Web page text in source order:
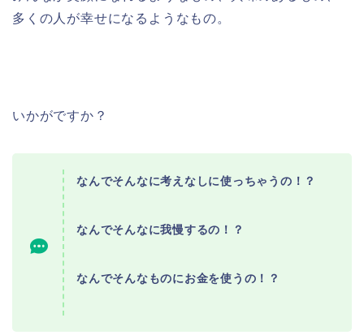
多くの人が幸せになるようなもの。
いかがですか？
なんでそんなに考えなしに使っちゃうの！？
なんでそんなに我慢するの！？
なんでそんなものにお金を使うの！？